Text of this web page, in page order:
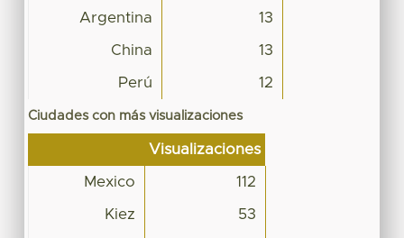
Argentina 13
China 13
Perú 12
Ciudades con más visualizaciones
Visualizaciones
Mexico 112
Kiez 53